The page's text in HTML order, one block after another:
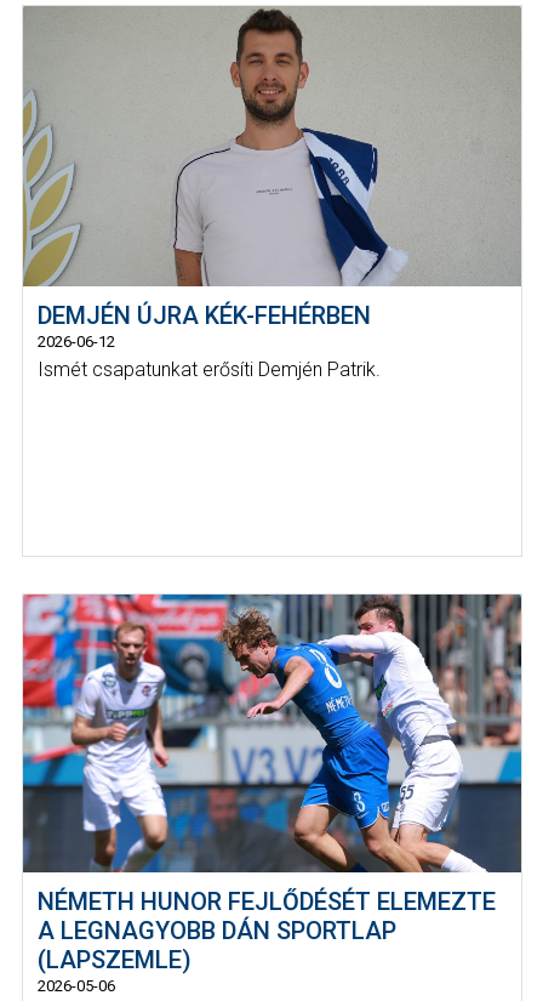
DEMJÉN ÚJRA KÉK-FEHÉRBEN
2026-06-12
Ismét csapatunkat erősíti Demjén Patrik.
NÉMETH HUNOR FEJLŐDÉSÉT ELEMEZTE
A LEGNAGYOBB DÁN SPORTLAP
(LAPSZEMLE)
2026-05-06